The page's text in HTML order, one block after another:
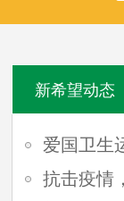
新希望动态
爱国卫生
抗击疫情